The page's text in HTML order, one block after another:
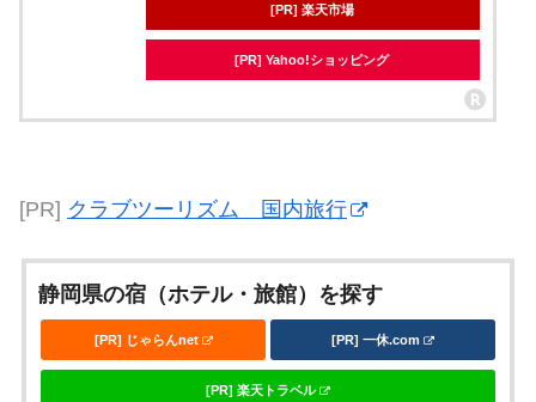
[PR] 楽天市場
[PR] Yahoo!ショッピング
[PR] クラブツーリズム 国内旅行
静岡県の宿（ホテル・旅館）を探す
[PR] じゃらんnet [PR] 一休.com
[PR] 楽天トラベル